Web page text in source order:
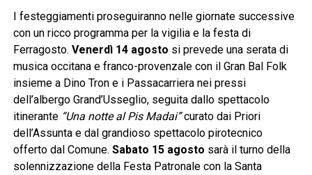
I festeggiamenti proseguiranno nelle giornate successive
con un ricco programma per la vigilia e la festa di
Ferragosto. Venerdì 14 agosto si prevede una serata di
musica occitana e franco-provenzale con il Gran Bal Folk
insieme a Dino Tron e i Passacarriera nei pressi
dell’albergo Grand’Usseglio, seguita dallo spettacolo
itinerante “Una notte al Pis Madai”curato dai Priori
dell’Assunta e dal grandioso spettacolo pirotecnico
offerto dal Comune. Sabato 15 agosto sarà il turno della
solennizzazione della Festa Patronale con la Santa